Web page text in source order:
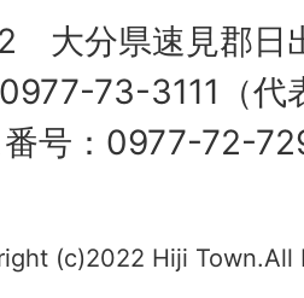
大分県速見郡日
73-3111（代
号：0977-72-
(c)2022 Hiji Town.All